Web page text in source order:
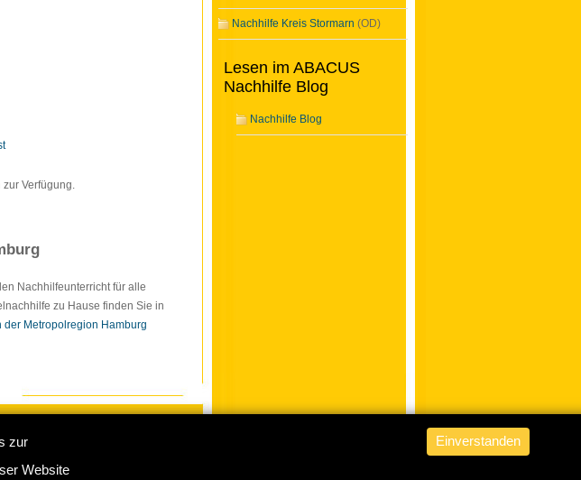
Verfügung.
Nachhilfeunterricht für alle
zu Hause finden Sie in
Metropolregion Hamburg
Nachhilfe Kreis Stormarn (OD)
Lesen im ABACUS
Nachhilfe Blog
Nachhilfe Blog
/Kontakt
/ 60761683
zur
Website
Einverstanden